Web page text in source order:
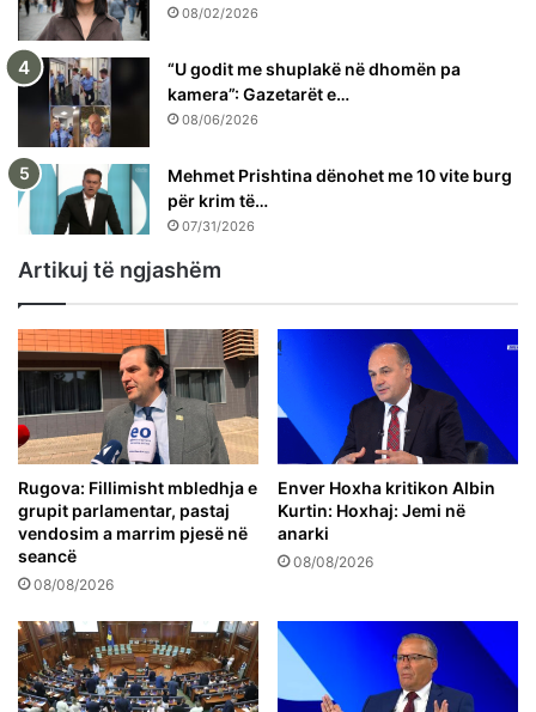
08/02/2026
“U godit me shuplakë në dhomën pa
kamera”: Gazetarët e…
08/06/2026
Mehmet Prishtina dënohet me 10 vite burg
për krim të…
07/31/2026
Artikuj të ngjashëm
Rugova: Fillimisht mbledhja e
grupit parlamentar, pastaj
vendosim a marrim pjesë në
seancë
08/08/2026
Enver Hoxha kritikon Albin
Kurtin: Hoxhaj: Jemi në
anarki
08/08/2026